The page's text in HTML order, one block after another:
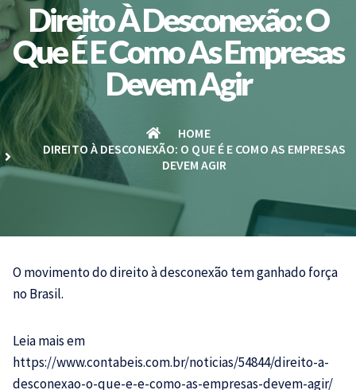
Direito À Desconexão: O
Que É E Como As Empresas
Devem Agir
HOME
DIREITO À DESCONEXÃO: O QUE É E COMO AS EMPRESAS
DEVEM AGIR
O movimento do direito à desconexão tem ganhado força
no Brasil.
Leia mais em
https://www.contabeis.com.br/noticias/54844/direito-a-
desconexao-o-que-e-e-como-as-empresas-devem-agir/